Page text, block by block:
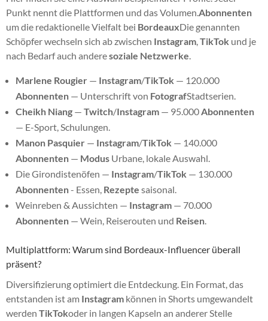
Punkt nennt die Plattformen und das Volumen.Abonnenten
um die redaktionelle Vielfalt bei BordeauxDie genannten
Schöpfer wechseln sich ab zwischen Instagram,TikTok und je
nach Bedarf auch anderesoziale Netzwerke.
Marlene Rougier — Instagram/TikTok — 120.000
Abonnenten — Unterschrift von FotografStadtserien.
Cheikh Niang — Twitch/Instagram — 95.000Abonnenten
— E-Sport, Schulungen.
Manon Pasquier — Instagram/TikTok — 140.000
Abonnenten — Modus Urbane, lokale Auswahl.
Die Girondistenöfen — Instagram/TikTok — 130.000
Abonnenten- Essen, Rezepte saisonal.
Weinreben & Aussichten — Instagram — 70.000
Abonnenten — Wein, Reiserouten und Reisen.
Multiplattform: Warum sind Bordeaux-Influencer überall
präsent?
Diversifizierung optimiert die Entdeckung. Ein Format, das
entstanden ist am Instagram können in Shorts umgewandelt
werden TikTokoder in langen Kapseln an anderer Stelle